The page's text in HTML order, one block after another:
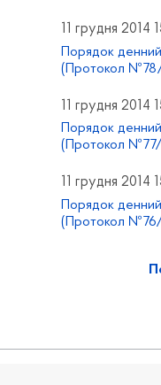
11 грудня 2014
Порядок денний
(Протокол
11 грудня 2014
Порядок денний
(Протокол
11 грудня 2014
Порядок
(Протокол